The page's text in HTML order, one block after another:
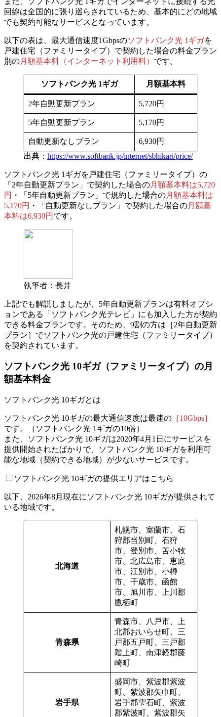
回線は全国的に張り巡らされているため、 基本的にどの地域
でも契約可能なサービス となっています。
以下の表は、最大通信速度1Gbpsのソフトバンク光 1ギガを
戸建住宅（ファミリータイプ）で契約した場合の料金プラン
別の月額基本料（インターネット利用料） です。
ソフトバンク光 1ギガ 月額基本料
2年自動更新プラン 5,720円
5年自動更新プラン 5,170円
自動更新なしプラン
6,930円
出典： https://www.softbank.jp/internet/sbhikari/price/
ソフトバンク光 1ギガを戸建住宅（ファミリータイプ）の
「2年自動更新プラン」で契約した場合の月額基本料は5,720
円 ・ 「5年自動更新プラン」で規約した場合の月額基本料は
5,170円 ・ 「自動更新なしプラン」で契約した場合の月額基
本料は6,930円 です。
執筆者：長井
上記でも解説しましたが、5年自動更新プランは有料オプシ
ョンである「ソフトバンク光テレビ」にも加入した方が契約
できる料金プランです。そのため、9割の方は［2年自動更新
プラン］でソフトバンク光の戸建住宅（ファミリータイプ）
を契約されています。
ソフトバンク光 10ギガ（ファミリータイプ）の月
額基本料金
ソフトバンク光 10ギガとは
ソフトバンク光 10ギガの最大通信速度は最速の ［10Gbps］
です。
（ソフトバンク光 1ギガの10倍）
また、ソフトバンク光 10ギガは2020年4月1日にサービスを
提供開始されたばかりで、
ソフトバンク光 10ギガを利用可
能な地域（契約できる地域）が少ないサービスです。
ソフトバンク光 10ギガの提供エリアはこちら
以下、2026年8月現在にソフトバンク光 10ギガが提供されて
いる地域です。
北海道
札幌市、室蘭市、石
狩郡当別町、石狩
市、登別市、苫小牧
市、北広島市、恵庭
市、江別市、小樽
市、千歳市、函館
市、旭川市、上川郡
鷹栖町
青森県
青森市、八戸市、上
北郡おいらせ町、三
戸郡五戸町、三戸郡
階上町、南津軽郡藤
崎町
岩手県
盛岡市、紫波郡紫波
町、紫波郡矢巾町、
岩手郡雫石町、紫波
郡紫波町、紫波郡矢